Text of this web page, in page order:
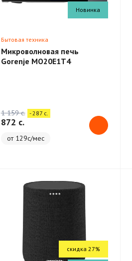
Новинка
Бытовая техника
Микроволновая печь
Gorenje MO20E1T4
1 159 c. - 287 c.
872 c.
от 129с/мес
скидка 27%